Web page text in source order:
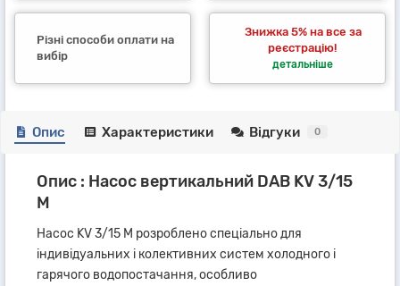
Різні способи оплати на
вибір
Знижка 5% на все за
реєстрацію!
детальніше
Опис Характеристики Відгуки 0
Опис : Насос вертикальний DAB KV 3/15
M
Насос KV 3/15 M розроблено спеціально для
індивідуальних і колективних систем холодного і
гарячого водопостачання, особливо